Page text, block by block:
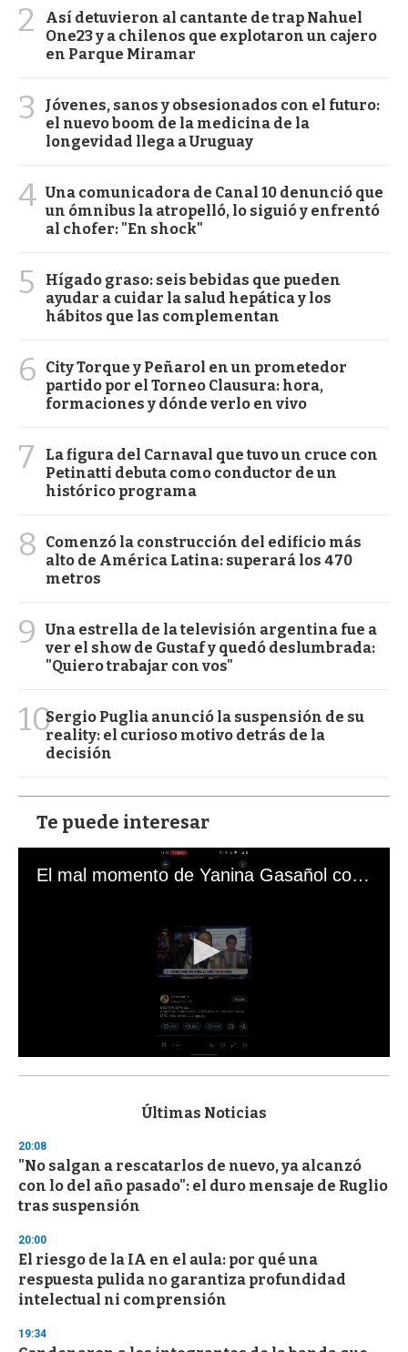
2
Así detuvieron al cantante de trap Nahuel
One23 y a chilenos que explotaron un cajero
en Parque Miramar
3
Jóvenes, sanos y obsesionados con el futuro:
el nuevo boom de la medicina de la
longevidad llega a Uruguay
4 Una comunicadora de Canal 10 denunció que
un ómnibus la atropelló, lo siguió y enfrentó
al chofer: "En shock"
5
Hígado graso: seis bebidas que pueden
ayudar a cuidar la salud hepática y los
hábitos que las complementan
6
City Torque y Peñarol en un prometedor
partido por el Torneo Clausura: hora,
formaciones y dónde verlo en vivo
7
La figura del Carnaval que tuvo un cruce con
Petinatti debuta como conductor de un
histórico programa
8
Comenzó la construcción del edificio más
alto de América Latina: superará los 470
metros
9
Una estrella de la televisión argentina fue a
ver el show de Gustaf y quedó deslumbrada:
"Quiero trabajar con vos"
10Sergio Puglia anunció la suspensión de su
reality: el curioso motivo detrás de la
decisión
Te puede interesar
El mal momento de Yanina Gasañol con un hincha argentino en "Subrayado"
s
d
s
o
f
3
s
e
c
o
n
Últimas Noticias
20:08
"No salgan a rescatarlos de nuevo, ya alcanzó
con lo del año pasado": el duro mensaje de Ruglio
tras suspensión
20:00
El riesgo de la IA en el aula: por qué una
respuesta pulida no garantiza profundidad
intelectual ni comprensión
19:34